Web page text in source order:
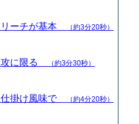
リーチが基本 （約3分20秒）
攻に限る （約3分30秒）
仕掛け風味で （約4分20秒）